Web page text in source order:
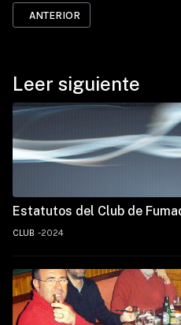
Leer siguiente
Estatutos del Club de
CLUB 2024
ARTÍCULO ANTERIOR: VI
ANTERIOR